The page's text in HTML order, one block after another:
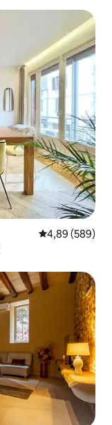
Gemiddelde
4,89 (589)